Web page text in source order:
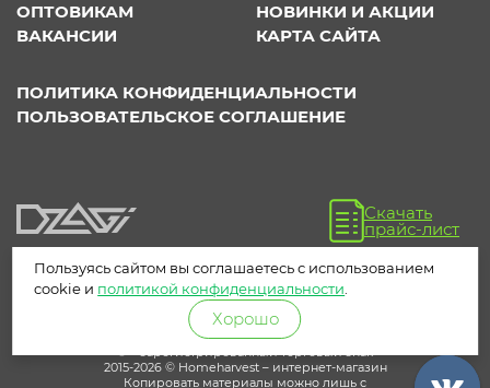
ОПТОВИКАМ
НОВИНКИ И АКЦИИ
ВАКАНСИИ
КАРТА САЙТА
ПОЛИТИКА КОНФИДЕНЦИАЛЬНОСТИ
ПОЛЬЗОВАТЕЛЬСКОЕ СОГЛАШЕНИЕ
Скачать
прайс-лист
® – зарегистрированный торговый знак
2015-2026 © Homeharvest – интернет-магазин
Копировать материалы можно лишь с
Пользуясь сайтом вы соглашаетесь с использованием
cookie и политикой конфиденциальности
Хорошо